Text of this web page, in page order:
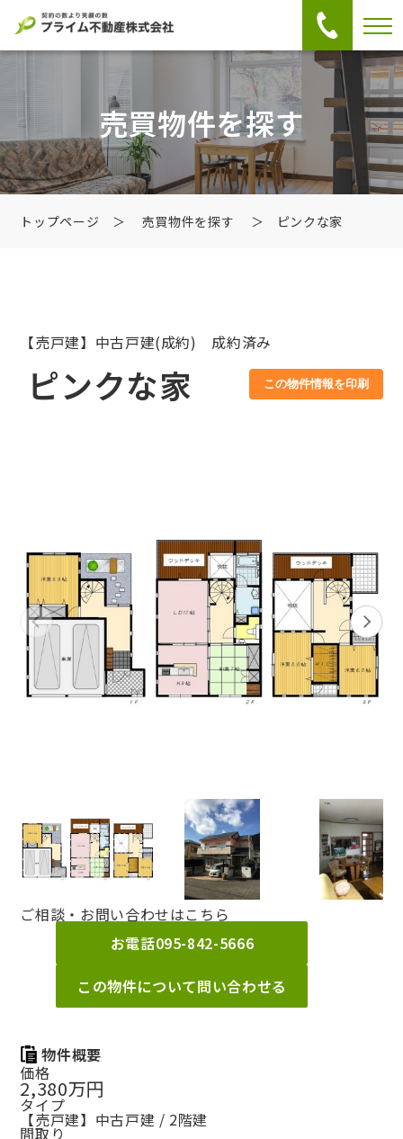
売買物件を探す
トップページ ＞ 売買物件を探す ＞ ピンクな家
【売戸建】中古戸建(成約) 成約済み
ピンクな家 この物件情報を印刷
ご相談・お問い合わせはこちら
お電話095-842-5666
この物件について問い合わせる
物件概要
価格
2,380万円
タイプ
【売戸建】中古戸建 / 2階建
間取り